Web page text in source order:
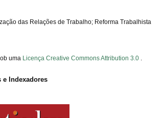
das Relações de Trabalho; Reforma Trabalhista
uma Licença Creative Commons Attribution 3.0
e Indexadores